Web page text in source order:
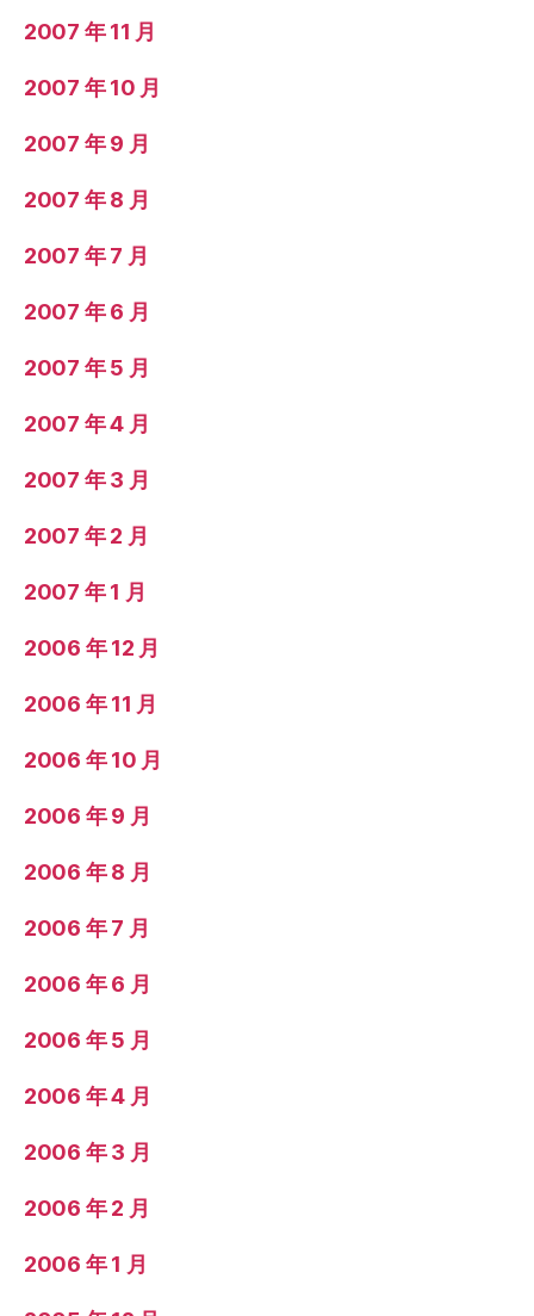
2007 年 11 月
2007 年 10 月
2007 年 9 月
2007 年 8 月
2007 年 7 月
2007 年 6 月
2007 年 5 月
2007 年 4 月
2007 年 3 月
2007 年 2 月
2007 年 1 月
2006 年 12 月
2006 年 11 月
2006 年 10 月
2006 年 9 月
2006 年 8 月
2006 年 7 月
2006 年 6 月
2006 年 5 月
2006 年 4 月
2006 年 3 月
2006 年 2 月
2006 年 1 月